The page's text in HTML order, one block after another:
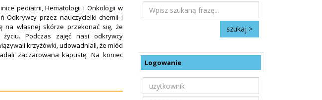
pediatrii, Hematologii i Onkologii w
Odkrywcy przez nauczycielki chemii i
na własnej skórze przekonać się, że
Podczas zajęć nasi odkrywcy
krzyżówki, udowadniali, że miód
zaczarowana kapustę. Na koniec
Logowanie